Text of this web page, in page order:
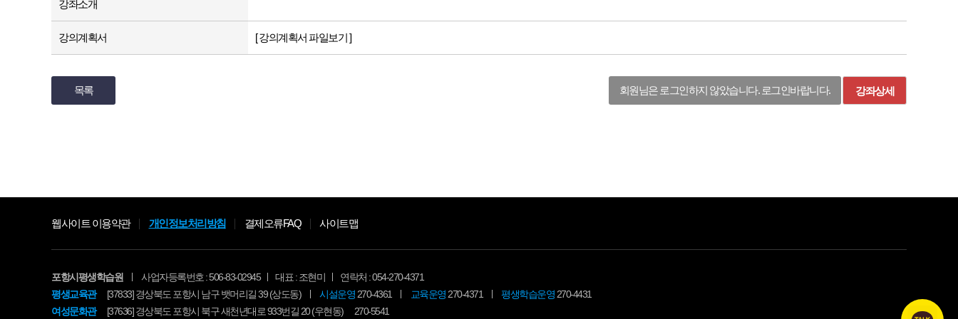
강좌소개
강의계획서 [ 강의계획서 파일보기 ]
목록 회원님은 로그인하지 않았습니다. 로그인바랍니다. 강좌상세
웹사이트 이용약관 개인정보처리방침 결제오류FAQ 사이트맵
포항시평생학습원 사업자등록번호 : 506-83-02945 대표 : 조현미
연락처 : 054-270-4371
평생교육관
[37833] 경상북도 포항시 남구 뱃머리길 39 (상도동) 시설운영 270-4361 교육운영 270-4371 평생학습운영 270-4431
여성문화관
[37636] 경상북도 포항시 북구 새천년대로 933번길 20 (우현동) 270-5541